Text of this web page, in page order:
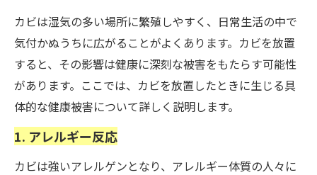
カビは湿気の多い場所に繁殖しやすく、日常生活の中で
気付かぬうちに広がることがよくあります。カビを放置
すると、その影響は健康に深刻な被害をもたらす可能性
があります。ここでは、カビを放置したときに生じる具
体的な健康被害について詳しく説明します。
1. アレルギー反応
カビは強いアレルゲンとなり、アレルギー体質の人々に